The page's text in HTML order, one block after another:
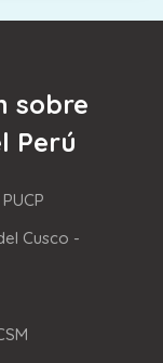
sobre
Perú
Cusco -